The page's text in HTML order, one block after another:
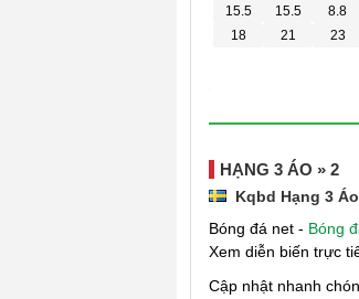
15.5
18
15.5
21
8.8
23
HẠNG 3 ÁO » 2
Kqbd Hạng 3
Bóng đá net - Bóng
Xem diễn biến trực
Cập nhật nhanh